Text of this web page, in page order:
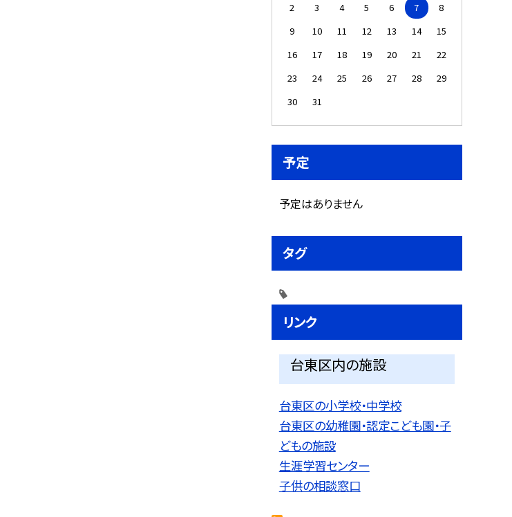
2
3 4 5 6 7
8
9
10 11 12 13 14
15
16
17 18 19 20 21
22
23
24 25 26 27 28
29
30
31
予定
予定はありません
タグ
リンク
台東区内の施設
台東区の小学校・中学校
台東区の幼稚園・認定こども園・子
どもの施設
生涯学習センター
子供の相談窓口